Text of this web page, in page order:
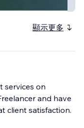
顯示更多
services on
and have
client satisfaction.